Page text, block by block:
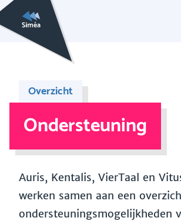
Overzicht
Ondersteuning
Auris, Kentalis, VierTaal en
werken samen aan een
ondersteuningsmogelijkheden